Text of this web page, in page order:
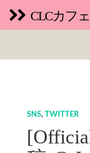
CLCカフェ
SNS, TWITTER